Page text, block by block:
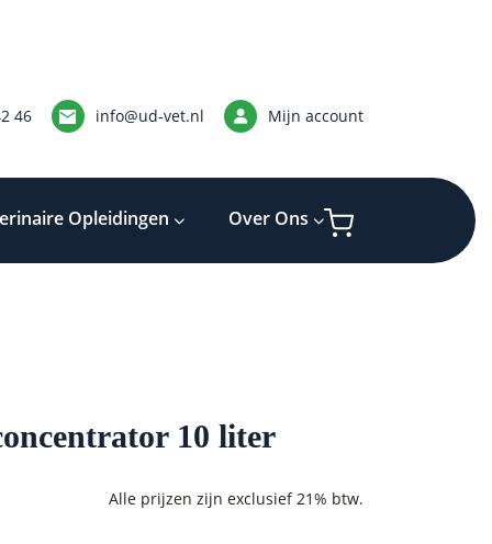
46 info@ud-vet.nl Mijn account
Opleidingen Over Ons
10 liter